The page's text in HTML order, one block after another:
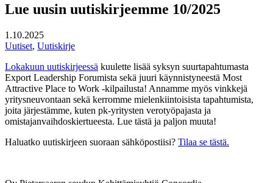
Lue uusin uutiskirjeemme 10/2025
1.10.2025
Uutiset, Uutiskirje
Lokakuun uutiskirjeessä kuulette lisää syksyn suurtapahtumasta
Export Leadership Forumista sekä juuri käynnistyneestä Most
Attractive Place to Work -kilpailusta! Annamme myös vinkkejä
yritysneuvontaan sekä kerromme mielenkiintoisista tapahtumista,
joita järjestämme, kuten pk-yritysten verotyöpajasta ja
omistajanvaihdoskiertueesta. Lue tästä ja paljon muuta!
Haluatko uutiskirjeen suoraan sähköpostiisi? Tilaa se tästä.